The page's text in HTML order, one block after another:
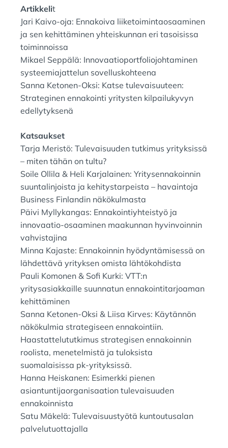
Artikkelit
Jari Kaivo-oja: Ennakoiva liiketoimintaosaaminen
ja sen kehittäminen yhteiskunnan eri tasoisissa
toiminnoissa
Mikael Seppälä: Innovaatioportfoliojohtaminen
systeemiajattelun sovelluskohteena
Sanna Ketonen-Oksi: Katse tulevaisuuteen:
Strateginen ennakointi yritysten kilpailukyvyn
edellytyksenä
Katsaukset
Tarja Meristö: Tulevaisuuden tutkimus yrityksissä
– miten tähän on tultu?
Soile Ollila & Heli Karjalainen: Yritysennakoinnin
suuntalinjoista ja kehitystarpeista – havaintoja
Business Finlandin näkökulmasta
Päivi Myllykangas: Ennakointiyhteistyö ja
innovaatio-osaaminen maakunnan hyvinvoinnin
vahvistajina
Minna Kajaste: Ennakoinnin hyödyntämisessä on
lähdettävä yrityksen omista lähtökohdista
Pauli Komonen & Sofi Kurki: VTT:n
yritysasiakkaille suunnatun ennakointitarjoaman
kehittäminen
Sanna Ketonen-Oksi & Liisa Kirves: Käytännön
näkökulmia strategiseen ennakointiin.
Haastattelututkimus strategisen ennakoinnin
roolista, menetelmistä ja tuloksista
suomalaisissa pk-yrityksissä.
Hanna Heiskanen: Esimerkki pienen
asiantuntijaorganisaation tulevaisuuden
ennakoinnista
Satu Mäkelä: Tulevaisuustyötä kuntoutusalan
palvelutuottajalla